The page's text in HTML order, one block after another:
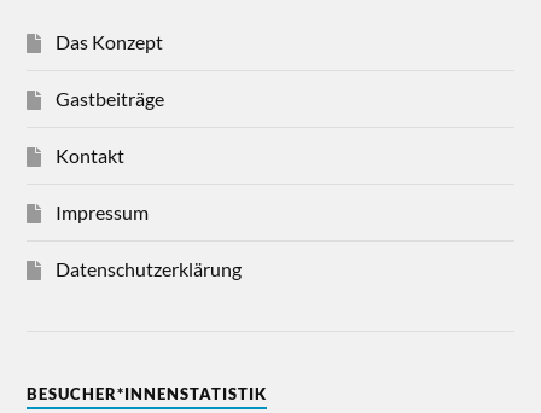
Das Konzept
Gastbeiträge
Kontakt
Impressum
Datenschutzerklärung
BESUCHER*INNENSTATISTIK